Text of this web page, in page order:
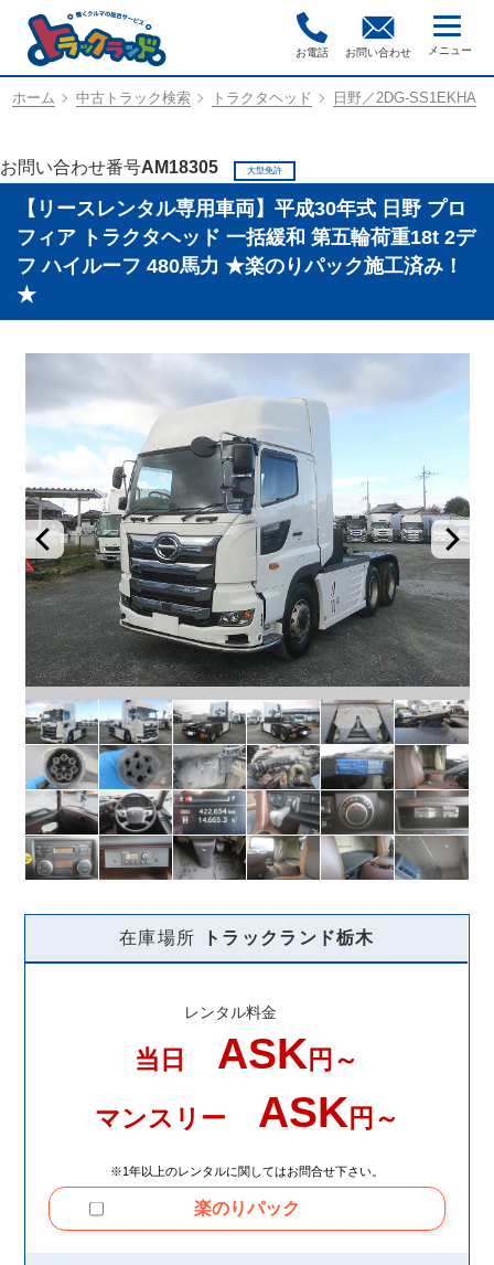
お電話 お問い合わせ
ホーム 中古トラック検索 トラクタヘッド 日野／2DG-SS1EKHA
お問い合わせ番号AM18305 大型免許
【リースレンタル専用車両】平成30年式 日野 プロ
フィア トラクタヘッド 一括緩和 第五輪荷重18t 2デ
フ ハイルーフ 480馬力 ★楽のりパック施工済み！
★
在庫場所 トラックランド栃木
レンタル料金
当日 ASK 円～
マンスリー ASK 円～
※1年以上のレンタルに関してはお問合せ下さい。
楽のりパック